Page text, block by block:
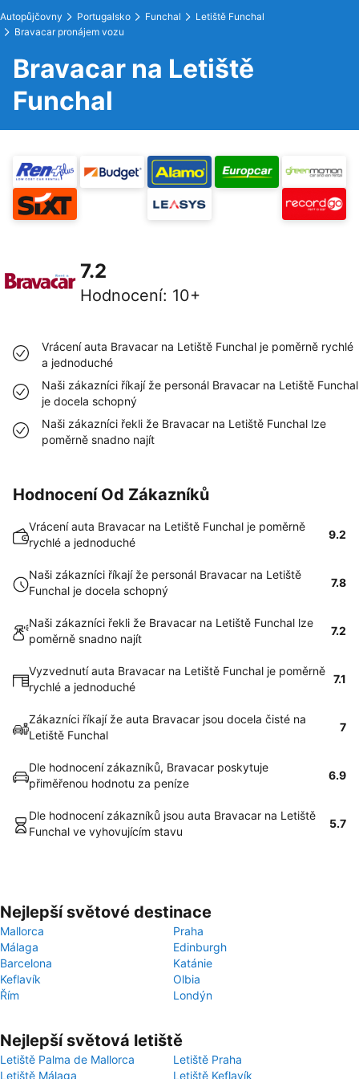
Autopůjčovny Portugalsko Funchal
Letiště Funchal
Bravacar pronájem vozu
Bravacar na Letiště
Funchal
7.2
Hodnocení: 10+
Vrácení auta Bravacar na Letiště Funchal je poměrně rychlé
a jednoduché
Naši zákazníci říkají že personál Bravacar na Letiště Funchal
je docela schopný
Naši zákazníci řekli že Bravacar na Letiště Funchal lze
poměrně snadno najít
Hodnocení Od Zákazníků
Vrácení auta Bravacar na Letiště Funchal je poměrně
rychlé a jednoduché
9.2
Naši zákazníci říkají že personál Bravacar na Letiště
Funchal je docela schopný
7.8
Naši zákazníci řekli že Bravacar na Letiště Funchal lze
poměrně snadno najít
7.2
Vyzvednutí auta Bravacar na Letiště Funchal je poměrně
rychlé a jednoduché
7.1
Zákazníci říkají že auta Bravacar jsou docela čisté na
Letiště Funchal
7
Dle hodnocení zákazníků, Bravacar poskytuje
přiměřenou hodnotu za peníze
6.9
Dle hodnocení zákazníků jsou auta Bravacar na Letiště
Funchal ve vyhovujícím stavu
5.7
Nejlepší světové destinace
Mallorca
Praha
Málaga
Edinburgh
Barcelona
Katánie
Keflavík
Olbia
Řím
Londýn
Nejlepší světová letiště
Letiště Palma de Mallorca
Letiště Praha
Letiště Málaga
Letiště Keflavík